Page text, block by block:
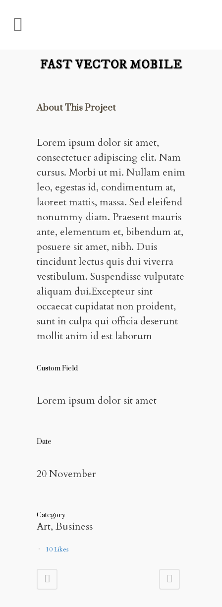
FAST VECTOR MOBILE
About This Project
Lorem ipsum dolor sit amet,
consectetuer adipiscing elit. Nam
cursus. Morbi ut mi. Nullam enim
leo, egestas id, condimentum at,
laoreet mattis, massa. Sed eleifend
nonummy diam. Praesent mauris
ante, elementum et, bibendum at,
posuere sit amet, nibh. Duis
tincidunt lectus quis dui viverra
vestibulum. Suspendisse vulputate
aliquam dui.Excepteur sint
occaecat cupidatat non proident,
sunt in culpa qui officia deserunt
mollit anim id est laborum
Custom Field
Lorem ipsum dolor sit amet
Date
20 November
Category
Art, Business
10Likes